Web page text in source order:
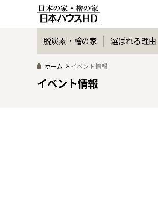
脱炭素・檜の家 選ばれる理由
ホーム イベント情報
イベント情報